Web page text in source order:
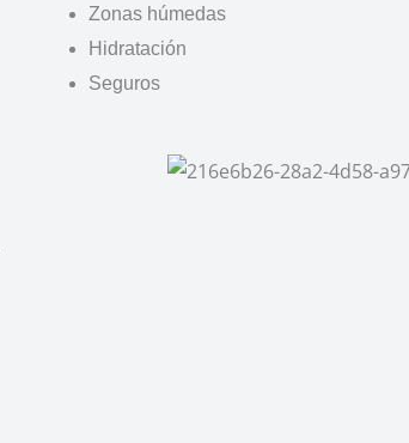
Zonas húmedas
Hidratación
Seguros